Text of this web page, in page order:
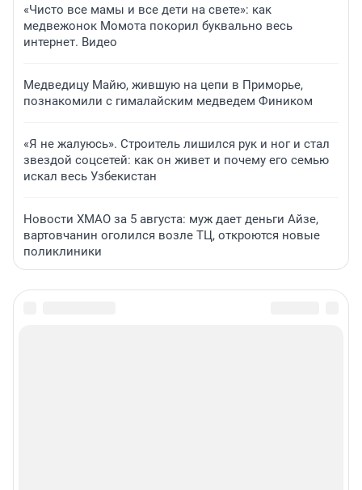
«Чисто все мамы и все дети на свете»: как
медвежонок Момота покорил буквально весь
интернет. Видео
Медведицу Майю, жившую на цепи в Приморье,
познакомили с гималайским медведем Фиником
«Я не жалуюсь». Строитель лишился рук и ног и стал
звездой соцсетей: как он живет и почему его семью
искал весь Узбекистан
Новости ХМАО за 5 августа: муж дает деньги Айзе,
вартовчанин оголился возле ТЦ, откроются новые
поликлиники